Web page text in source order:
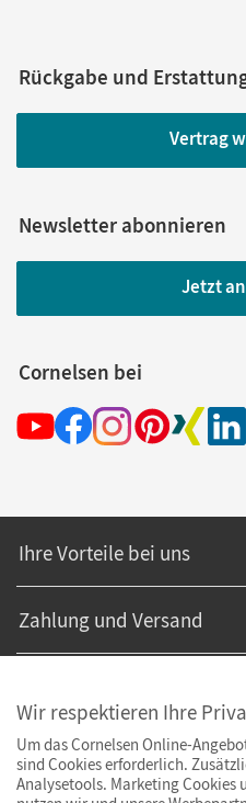
Rückgabe und
Vertrag
Newsletter abonnieren
Jetzt
Cornelsen bei
Ihre Vorteile bei uns
Zahlung und Versand
Wir respektieren Ihre
Um das Cornelsen Online-
sind Cookies erforderlich.
Analysetools. Marketing Cookies